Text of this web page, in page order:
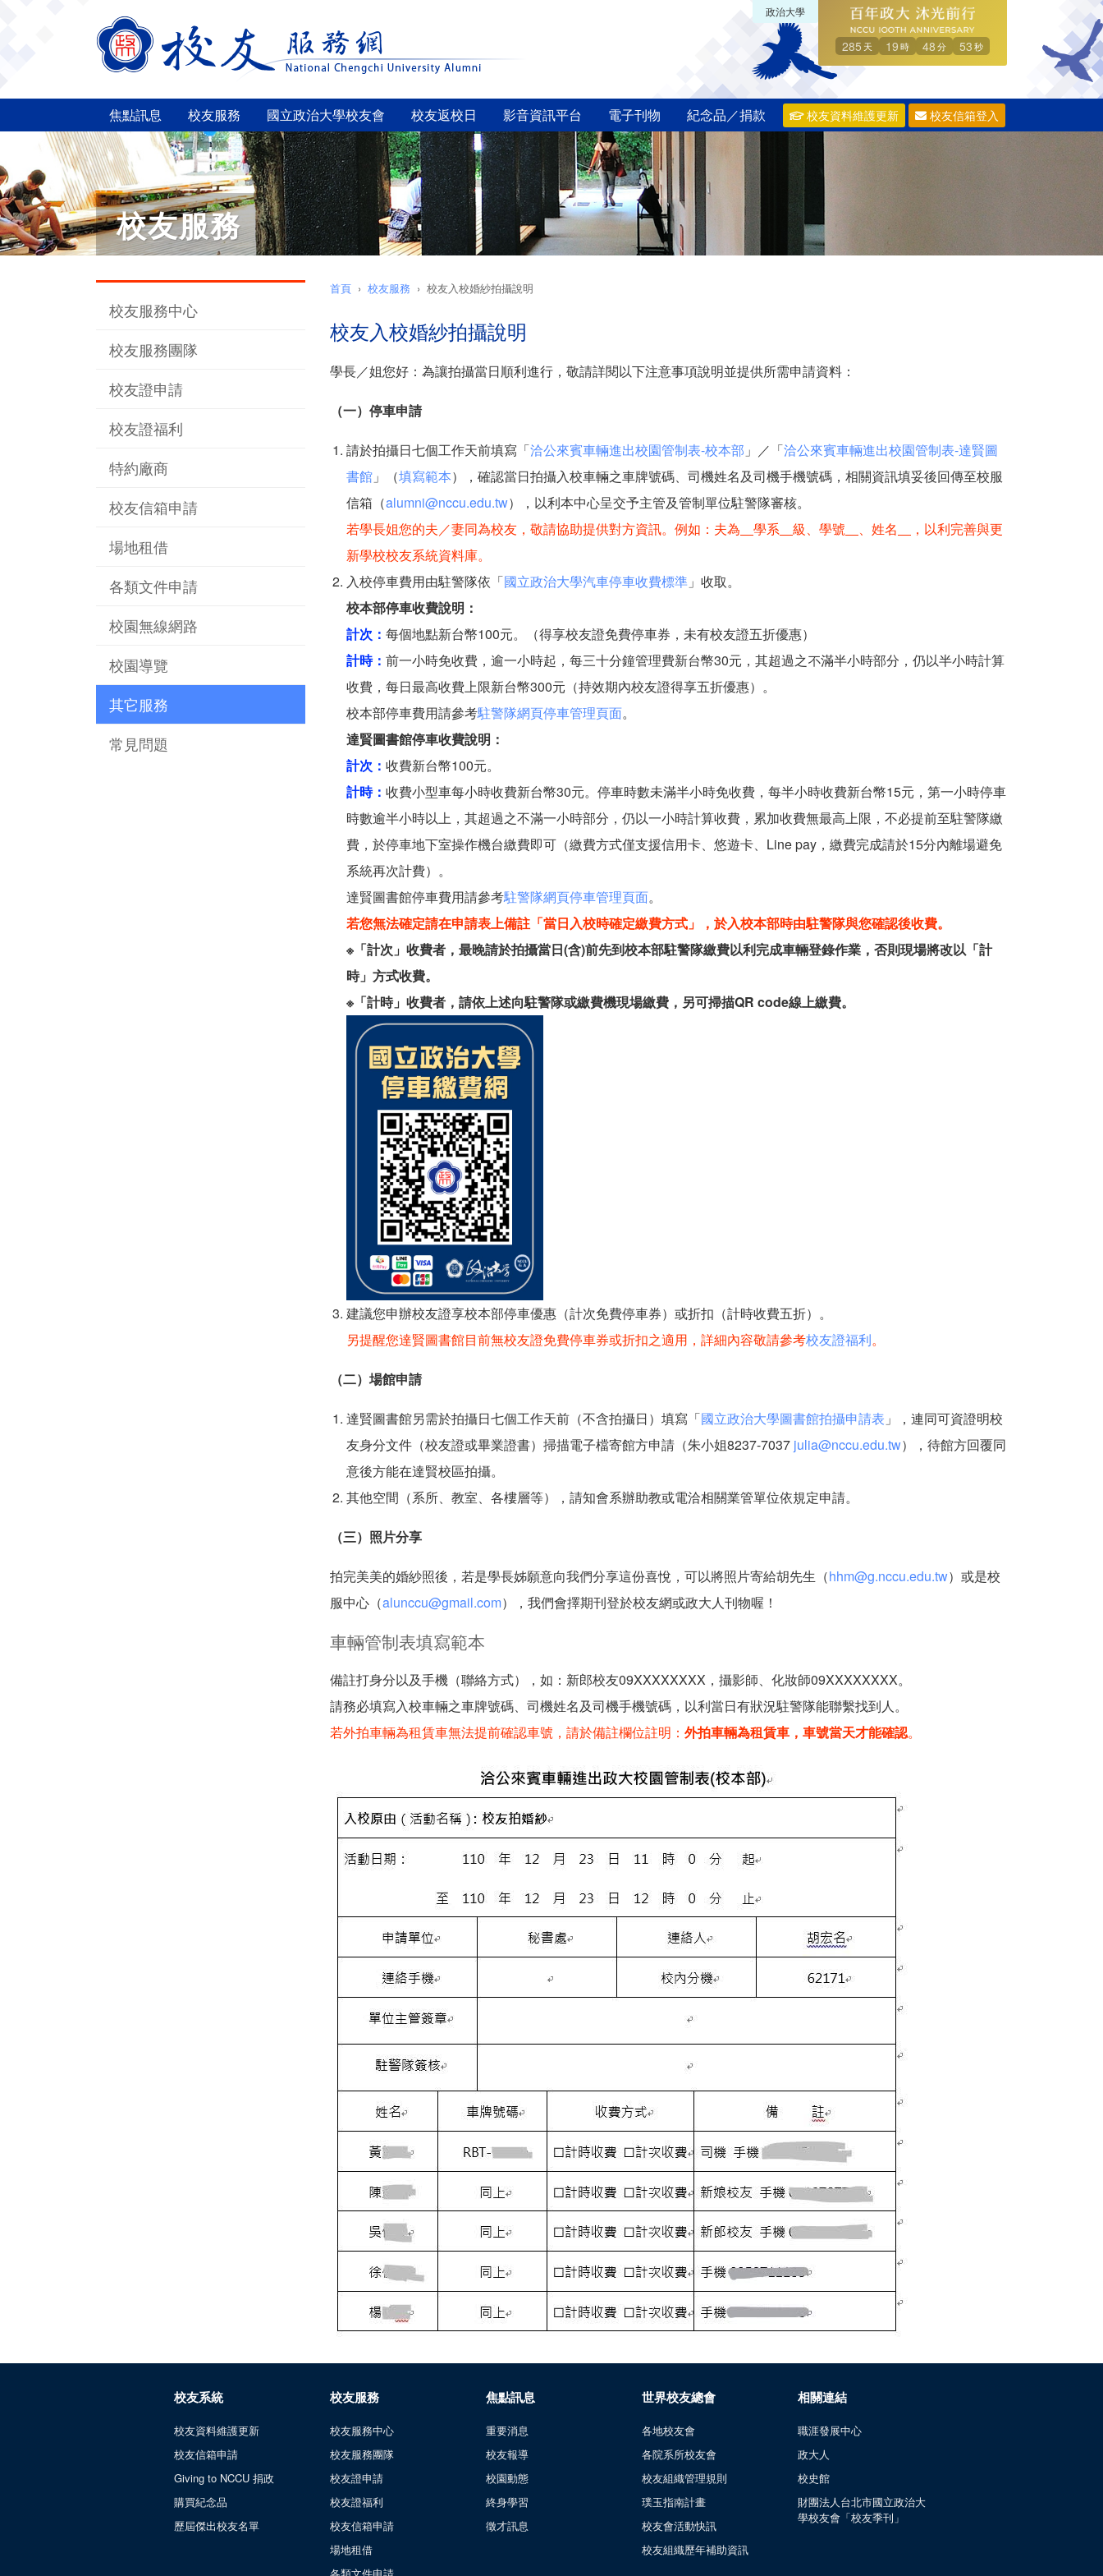
政治大學
285 天 19時 48分 52秒
焦點訊息 校友服務 國立政治大學校友會 校友返校日 影音資訊平台 電子刊物 紀念品／捐款 校友資料維護更新 校友信箱登入
校友服務
校友服務中心
校友服務團隊
校友證申請
校友證福利
特約廠商
校友信箱申請
場地租借
各類文件申請
校園無線網路
校園導覽
其它服務
常見問題
首頁 校友服務 校友入校婚紗拍攝說明
校友入校婚紗拍攝說明
學長／姐您好：為讓拍攝當日順利進行，敬請詳閱以下注意事項說明並提供所需申請資料：
（一）停車申請
請於拍攝日七個工作天前填寫「洽公來賓車輛進出校園管制表-校本部 」／「洽公來賓車輛進出校園管制表-達賢圖
書館 」（填寫範本），確認當日拍攝入校車輛之車牌號碼、司機姓名及司機手機號碼，相關資訊填妥後回傳至校服
信箱（alumni@nccu.edu.tw），以利本中心呈交予主管及管制單位駐警隊審核。
若學長姐您的夫／妻同為校友，敬請協助提供對方資訊。例如：夫為
學系 級、學號 、姓名
，以利完善與更
新學校校友系統資料庫。
入校停車費用由駐警隊依「國立政治大學汽車停車收費標準 」收取。
校本部停車收費說明：
計次： 每個地點新台幣100元。（得享校友證免費停車券，未有校友證五折優惠）
計時： 前一小時免收費，逾一小時起，每三十分鐘管理費新台幣30元，其超過之不滿半小時部分，仍以半小時計算
收費，每日最高收費上限新台幣300元（持效期內校友證得享五折優惠）。
校本部停車費用請參考駐警隊網頁停車管理頁面。
達賢圖書館停車收費說明：
計次： 收費新台幣100元。
計時： 收費小型車每小時收費新台幣30元。停車時數未滿半小時免收費，每半小時收費新台幣15元，第一小時停車
時數逾半小時以上，其超過之不滿一小時部分，仍以一小時計算收費，累加收費無最高上限，不必提前至駐警隊繳
費，於停車地下室操作機台繳費即可（繳費方式僅支援信用卡、悠遊卡、Line pay，繳費完成請於15分內離場避免
系統再次計費）。
達賢圖書館停車費用請參考駐警隊網頁停車管理頁面。
若您無法確定請在申請表上備註「當日入校時確定繳費方式」，於入校本部時由駐警隊與您確認後收費。
※「計次」收費者，最晚請於拍攝當日(含)前先到校本部駐警隊繳費以利完成車輛登錄作業，否則現場將改以「計
時」方式收費。
※「計時」收費者，請依上述向駐警隊或繳費機現場繳費，另可掃描QR code線上繳費。
建議您申辦校友證享校本部停車優惠（計次免費停車券）或折扣（計時收費五折）。
另提醒您達賢圖書館目前無校友證免費停車券或折扣之適用，詳細內容敬請參考校友證福利。
（二）場館申請
達賢圖書館另需於拍攝日七個工作天前（不含拍攝日）填寫「國立政治大學圖書館拍攝申請表 」，連同可資證明校
友身分文件（校友證或畢業證書）掃描電子檔寄館方申請（朱小姐8237-7037 julia@nccu.edu.tw），待館方回覆同
意後方能在達賢校區拍攝。
其他空間（系所、教室、各樓層等），請知會系辦助教或電洽相關業管單位依規定申請。
（三）照片分享
拍完美美的婚紗照後，若是學長姊願意向我們分享這份喜悅，可以將照片寄給胡先生（hhm@g.nccu.edu.tw）或是校
服中心（alunccu@gmail.com），我們會擇期刊登於校友網或政大人刊物喔！
車輛管制表填寫範本
備註打身分以及手機（聯絡方式），如：新郎校友09XXXXXXXX，攝影師、化妝師09XXXXXXXX。
請務必填寫入校車輛之車牌號碼、司機姓名及司機手機號碼，以利當日有狀況駐警隊能聯繫找到人。
若外拍車輛為租賃車無法提前確認車號，請於備註欄位註明： 外拍車輛為租賃車，車號當天才能確認。
校友系統
校友資料維護更新
校友信箱申請
Giving to NCCU 捐政
購買紀念品
歷屆傑出校友名單
校友服務
校友服務中心
校友服務團隊
校友證申請
校友證福利
校友信箱申請
場地租借
焦點訊息
重要消息
校友報導
校園動態
終身學習
徵才訊息
世界校友總會
各地校友會
各院系所校友會
校友組織管理規則
璞玉指南計畫
校友會活動快訊
校友組織歷年補助資訊
相關連結
職涯發展中心
政大人
校史館
財團法人台北市國立政治大
學校友會「校友季刊」